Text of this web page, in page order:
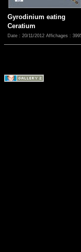
Gyrodinium eating
Ceratium
Date : 20/11/2012 Affichages :